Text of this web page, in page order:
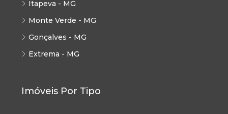
Itapeva - MG
Monte Verde - MG
Gonçalves - MG
Extrema - MG
Imóveis Por Tipo